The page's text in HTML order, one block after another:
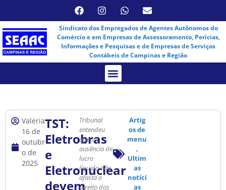
Sindicato dos Empregados de Agentes Autônomos do
Comércio e em Empresas de Assessoramento, Perícias,
Informações e Pesquisas e de Empresas de Serviços
Contábeis de Campinas e Região
Valeria
16 de
outubr
o de
2025
TST:
Eletrobras
e
Eletronuclear
devem
Tribunal
entendeu
que a
ausência de
lucro
líquido não
afasta o
direito dos
Artig
os de
menu
,
Ultim
as
notíci
as